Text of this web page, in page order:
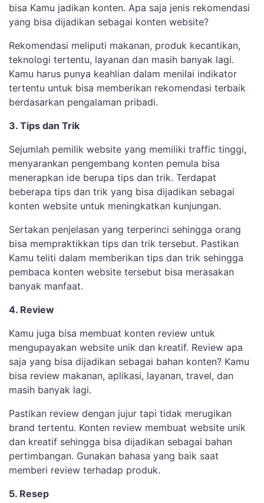
bisa Kamu jadikan konten. Apa saja jenis rekomendasi
yang bisa dijadikan sebagai konten website?
Rekomendasi meliputi makanan, produk kecantikan,
teknologi tertentu, layanan dan masih banyak lagi.
Kamu harus punya keahlian dalam menilai indikator
tertentu untuk bisa memberikan rekomendasi terbaik
berdasarkan pengalaman pribadi.
3. Tips dan Trik
Sejumlah pemilik website yang memiliki traffic tinggi,
menyarankan pengembang konten pemula bisa
menerapkan ide berupa tips dan trik. Terdapat
beberapa tips dan trik yang bisa dijadikan sebagai
konten website untuk meningkatkan kunjungan.
Sertakan penjelasan yang terperinci sehingga orang
bisa mempraktikkan tips dan trik tersebut. Pastikan
Kamu teliti dalam memberikan tips dan trik sehingga
pembaca konten website tersebut bisa merasakan
banyak manfaat.
4. Review
Kamu juga bisa membuat konten review untuk
mengupayakan website unik dan kreatif. Review apa
saja yang bisa dijadikan sebagai bahan konten? Kamu
bisa review makanan, aplikasi, layanan, travel, dan
masih banyak lagi.
Pastikan review dengan jujur tapi tidak merugikan
brand tertentu. Konten review membuat website unik
dan kreatif sehingga bisa dijadikan sebagai bahan
pertimbangan. Gunakan bahasa yang baik saat
memberi review terhadap produk.
5. Resep